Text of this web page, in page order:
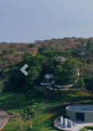
Previous